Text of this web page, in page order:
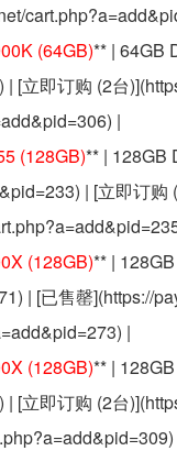
(64GB)** | 64GB
[立即订购 (2台
|
(128GB)** | 128GB
| [立即订
(128GB)** |
| [已售罄](https://
|
(128GB)** |
[立即订购 (2台